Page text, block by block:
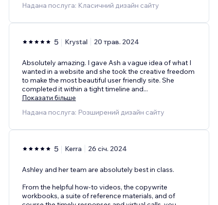
Надана послуга: Класичний дизайн сайту
5 Krystal 20 трав. 2024
Absolutely amazing. I gave Ash a vague idea of what I
wanted in a website and she took the creative freedom
to make the most beautiful user friendly site. She
completed it within a tight timeline and...
Показати більше
Надана послуга: Розширений дизайн сайту
5 Kerra 26 січ. 2024
Ashley and her team are absolutely best in class.
From the helpful how-to videos, the copywrite
workbooks, a suite of reference materials, and of